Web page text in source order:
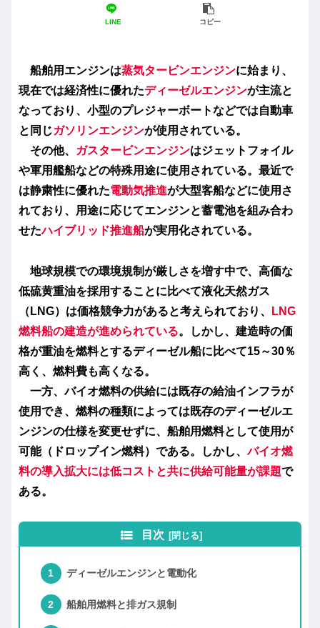
LINE コピー
船舶用エンジンは蒸気タービンエンジンに始まり、
現在では経済性に優れたディーゼルエンジンが主流と
なっており、小型のプレジャーボートなどでは自動車
と同じガソリンエンジンが使用されている。
その他、
ガスタービンエンジンはジェットフォイル
や軍用艦船などの特殊用途に使用されている。最近で
は静粛性に優れた電動気推進が大型客船などに使用さ
れており、用途に応じてエンジンと蓄電池を組み合わ
せたハイブリッド推進船が実用化されている。
地球規模での環境規制が厳しさを増す中で、高価な
低硫黄重油を採用することに比べて液化天然ガス
（LNG）は価格競争力があると考えられており、
LNG
燃料船の建造が進められている。しかし、建造時の価
格が重油を燃料とするディーゼル船に比べて15～30％
高く、燃料費も高くなる。
一方、バイオ燃料の供給には既存の給油インフラが
使用でき、燃料の種類によっては既存のディーゼルエ
ンジンの仕様を変更せずに、船舶用燃料として使用が
可能（ドロップイン燃料）である。しかし、バイオ燃
料の導入拡大には低コストと共に供給可能量が課題で
ある。
目次
ディーゼルエンジンと電動化
船舶用燃料と排ガス規制